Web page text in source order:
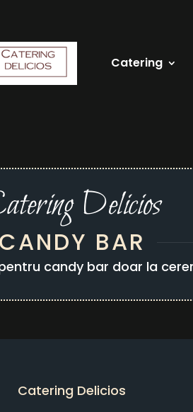
Catering
Delicios
CANDY BAR
candy bar doar la
Catering Delicios